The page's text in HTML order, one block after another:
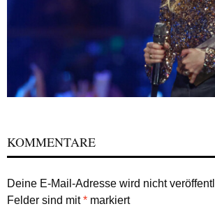
KOMMENTARE
Deine E-Mail-Adresse wird nicht
Felder sind mit* markiert